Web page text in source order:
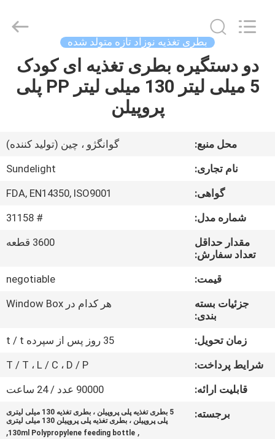
خانه
دربارهی
کارخانه
کیفیت
تماس
products
Reserved.
بطری تغذیه نوزاد تازه متولد شده
دو دستگیره بطری تغذیه ای کودک
5 میلی لیتر 130 میلی لیتر PP پلی
پروپیلن
محل منبع:
گوانگژو ، چین (تولید کننده)
نام تجاری:
Sundelight
گواهی:
FDA, EN14350, ISO9001
شماره مدل:
# 31158
مقدار حداقل
تعداد سفارش:
3600 قطعه
قیمت:
negotiable
جزئیات بسته
بندی:
هر کدام در Window Box
زمان تحویل:
35 روز پس از سپرده t / t
شرایط پرداخت:
T / T ، L / C ، D / P
قابلیت ارائه:
90000 عدد / 24 ساعت
برجسته:
5 بطری تغذیه پلی پروپیلن ، بطری تغذیه 130 میلی لیتری
پلی پروپیلن ، بطری تغذیه پلی پروپیلن 130 میلی لیتری
,
130ml Polypropylene feeding bottle
,